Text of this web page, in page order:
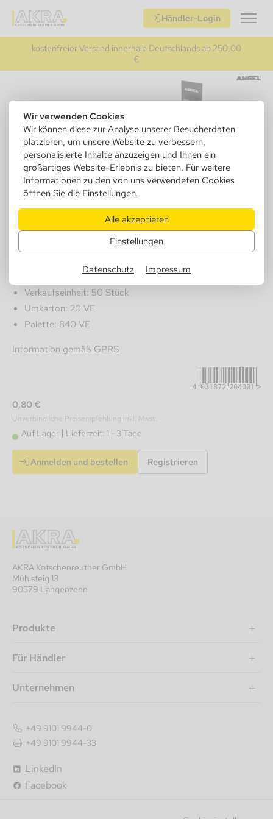
Wir verwenden Cookies
Wir können diese zur Analyse unserer Besucherdaten
platzieren, um unsere Website zu verbessern,
personalisierte Inhalte anzuzeigen und Ihnen ein
großartiges Website-Erlebnis zu bieten. Für weitere
Informationen zu den von uns verwendeten Cookies
öffnen Sie die Einstellungen.
Alle akzeptieren
Einstellungen
Datenschutz Impressum
Händler-Login
kostenfreier Versand innerhalb Deutschlands ab 250,00
€
204000
Angel Feuerzeug Piezo Transparent
5 Farben, nachfüllbar
Verkaufseinheit: 50 Stück
Umkarton: 20 VE
Palette: 840 VE
Information gemäß GPRS
4031872204001
0,80 €
Unverbindliche Preisempfehlung inkl. Mwst.
Auf Lager Lieferzeit: 1 - 3 Tage
Anmelden und bestellen Registrieren
AKRA Kotschenreuther GmbH
Mühlsteig 13
90579 Langenzenn
Produkte
Für Händler
Unternehmen
LinkedIn
Facebook
+49 9101 9944-0
+49 9101 9944-33